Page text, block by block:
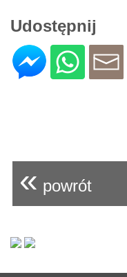
Udostępnij
« powrót